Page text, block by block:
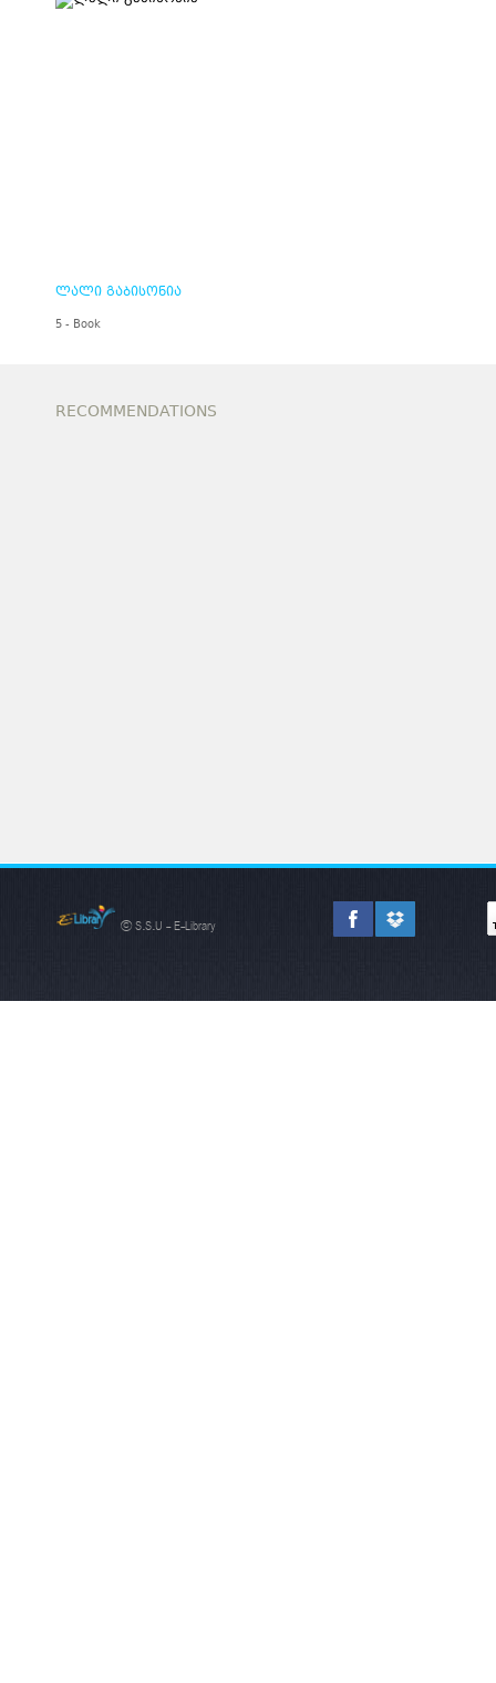
ლალი გაბისონია
5 - Book
RECOMMENDATIONS
© S.S.U - E-Library